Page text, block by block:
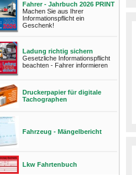
Fahrer - Jahrbuch 2026 PRINT
Machen Sie aus Ihrer
Informationspflicht ein
Geschenk!
Ladung richtig sichern
Gesetzliche Informationspflicht
beachten - Fahrer informieren
Druckerpapier für digitale
Tachographen
Fahrzeug - Mängelbericht
Lkw Fahrtenbuch